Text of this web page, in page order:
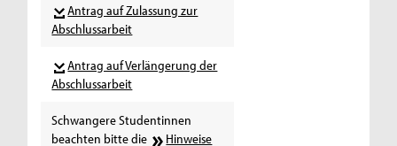
Antrag auf Zulassung zur
Abschlussarbeit
Antrag auf Verlängerung der
Abschlussarbeit
Schwangere Studentinnen
beachten bitte die
Hinweise